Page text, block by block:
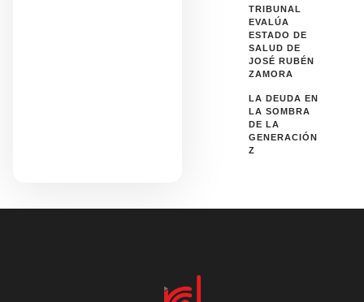
TRIBUNAL
EVALÚA
ESTADO DE
SALUD DE
JOSÉ RUBÉN
ZAMORA
LA DEUDA EN
LA SOMBRA
DE LA
GENERACIÓN
Z